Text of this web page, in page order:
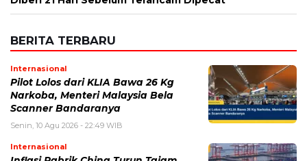
Simpan nama, email, dan situs web saya pada peramban ini
untuk komentar saya berikutnya.